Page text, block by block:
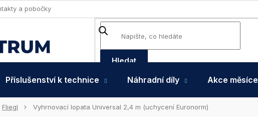
a pobočky
Hledat
Příslušenství k technice Náhradní díly Akce měsíce
Fliegl Vyhrnovací lopata Universal 2,4 m (uchycení Euronorm)